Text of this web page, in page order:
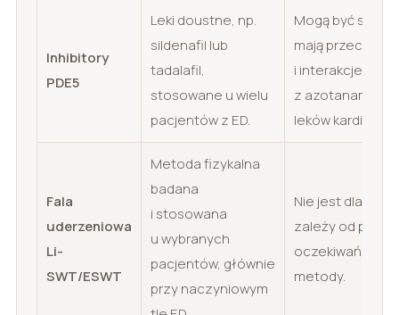
Inhibitory
PDE5
Leki doustne, np.
sildenafil lub
tadalafil,
stosowane u wielu
pacjentów z ED.
Mogą być
mają
i interakcje,
z azotanami
leków
Fala
uderzeniowa
Li-
SWT/ESWT
Metoda fizykalna
badana
i stosowana
u wybranych
pacjentów, głównie
przy naczyniowym
Nie jest dla
zależy od
oczekiwań i
metody.